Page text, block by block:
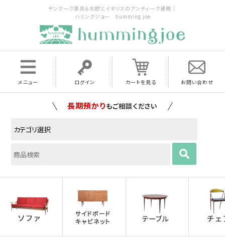
デンマーク家具＆北欧とイギリスのアンティーク通販｜
ハミングジョー humming joe
メニュー ログイン カートを見る お問い合わせ
家具の配送料は全国当店で負担いたします